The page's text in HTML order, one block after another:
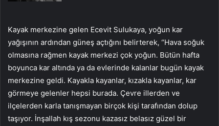
Kayak merkezine gelen Ecevit Sulukaya, yoğun kar
yağışının ardından güneş açtığını belirterek, “Hava soğuk
olmasına rağmen kayak merkezi çok yoğun. Bütün hafta
boyunca kar altında ya da evlerinde kalanlar bugün kayak
merkezine geldi. Kayakla kayanlar, kızakla kayanlar, kar
görmeye gelenler hepsi burada. Çevre illerden ve
ilçelerden karla tanışmayan birçok kişi tarafından dolup
taşıyor. İnşallah kış sezonu kazasız belasız güzel bir